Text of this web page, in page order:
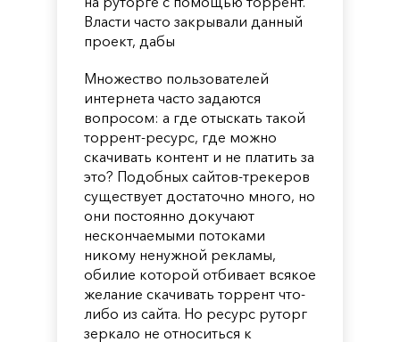
Власти часто закрывали данный
проект, дабы
Множество пользователей
интернета часто задаются
вопросом: а где отыскать такой
торрент-ресурс, где можно
скачивать контент и не платить за
это? Подобных сайтов-трекеров
существует достаточно много, но
они постоянно докучают
нескончаемыми потоками
никому ненужной рекламы,
обилие которой отбивает всякое
желание скачивать торрент что-
либо из сайта. Но ресурс руторг
зеркало не относиться к